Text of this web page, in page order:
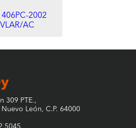
2002
AC
309 PTE.,
León, C.P. 64000